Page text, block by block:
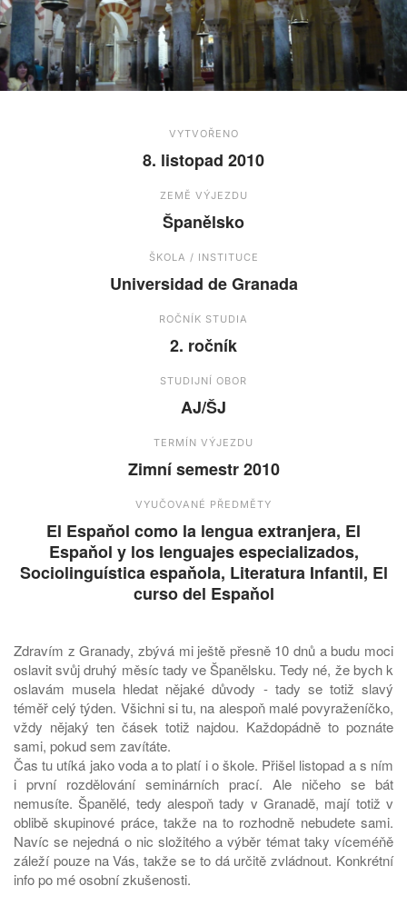
VYTVOŘENO
8. listopad 2010
ZEMĚ VÝJEZDU
Španělsko
ŠKOLA / INSTITUCE
Universidad de Granada
ROČNÍK STUDIA
2. ročník
STUDIJNÍ OBOR
AJ/ŠJ
TERMÍN VÝJEZDU
Zimní semestr 2010
VYUČOVANÉ PŘEDMĚTY
El Espaňol como la lengua extranjera, El
Espaňol y los lenguajes especializados,
Sociolinguística espaňola, Literatura Infantil, El
curso del Espaňol
Zdravím z Granady, zbývá mi ještě přesně 10 dnů a budu moci
oslavit svůj druhý měsíc tady ve Španělsku. Tedy né, že bych k
oslavám musela hledat nějaké důvody - tady se totiž slavý
téměř celý týden. Všichni si tu, na alespoň malé povyraženíčko,
vždy nějaký ten čásek totiž najdou. Každopádně to poznáte
sami, pokud sem zavítáte.
Čas tu utíká jako voda a to platí i o škole. Přišel listopad a s ním
i první rozdělování seminárních prací. Ale ničeho se bát
nemusíte. Španělé, tedy alespoň tady v Granadě, mají totiž v
oblibě skupinové práce, takže na to rozhodně nebudete sami.
Navíc se nejedná o nic složitého a výběr témat taky víceméňě
záleží pouze na Vás, takže se to dá určitě zvládnout. Konkrétní
info po mé osobní zkušenosti.